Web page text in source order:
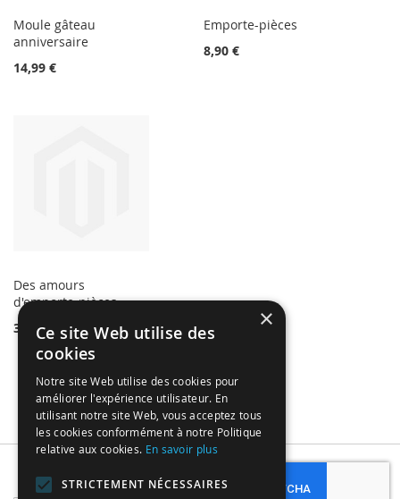
Moule gâteau
anniversaire
14,99 €
Emporte-pièces
8,90 €
Des amours
d'emporte-pièces
3,99 €
Subscribe
×
Ce site Web utilise des
cookies
Notre site Web utilise des cookies pour
améliorer l'expérience utilisateur. En
utilisant notre site Web, vous acceptez tous
les cookies conformément à notre Politique
relative aux cookies. En savoir plus
STRICTEMENT NÉCESSAIRES